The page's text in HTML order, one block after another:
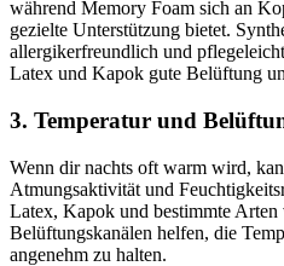
während Memory Foam sich an
gezielte Unterstützung bietet.
allergikerfreundlich und
Latex und Kapok gute Belüftung
3. Temperatur und
Wenn dir nachts oft warm wird,
Atmungsaktivität und
Latex, Kapok und bestimmte
Belüftungskanälen helfen, die
angenehm zu halten.